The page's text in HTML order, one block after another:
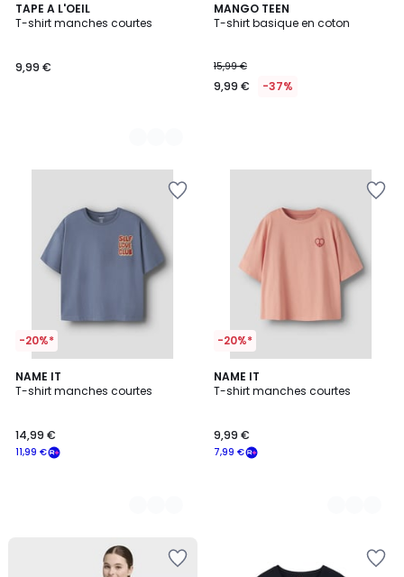
TAPE A L'OEIL
T-shirt manches courtes
9,99 €
2
Couleurs
MANGO TEEN
T-shirt basique en coton
15,99 €
9,99 € -37%
-20%*
NAME IT
T-shirt manches courtes
11,99 €
14,99 €
2
Couleurs
-20%*
NAME IT
T-shirt manches courtes
7,99 €
9,99 €
2
Couleurs